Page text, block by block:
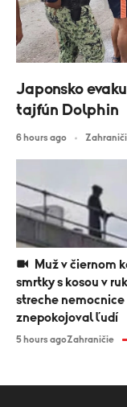
smrtky s kosou v
streche nemocnice
znepokojoval ľudí
5 hours agoZahraničie
Japonsko
tajfún Dolphin
6 hours ago